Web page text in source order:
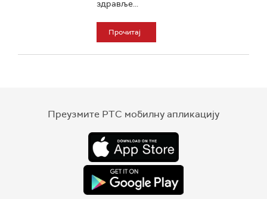
здравље...
Прочитај
Преузмите РТС мобилну апликацију